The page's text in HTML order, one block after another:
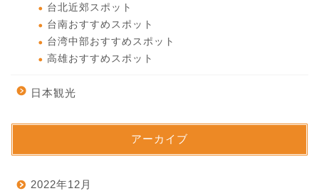
台北近郊スポット
台南おすすめスポット
台湾中部おすすめスポット
高雄おすすめスポット
日本観光
アーカイブ
2022年12月